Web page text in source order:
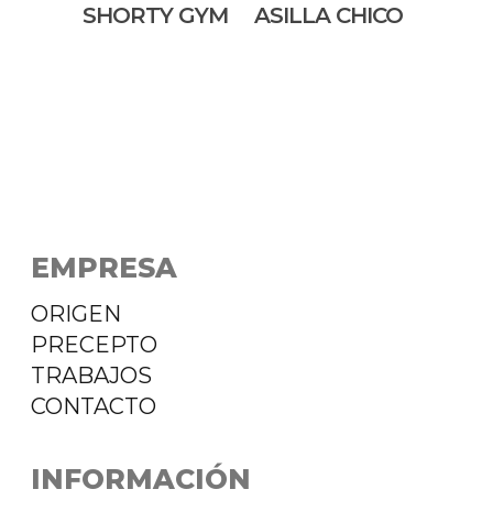
SHORTY GYM ASILLA CHICO
EMPRESA
ORIGEN
PRECEPTO
TRABAJOS
CONTACTO
INFORMACIÓN